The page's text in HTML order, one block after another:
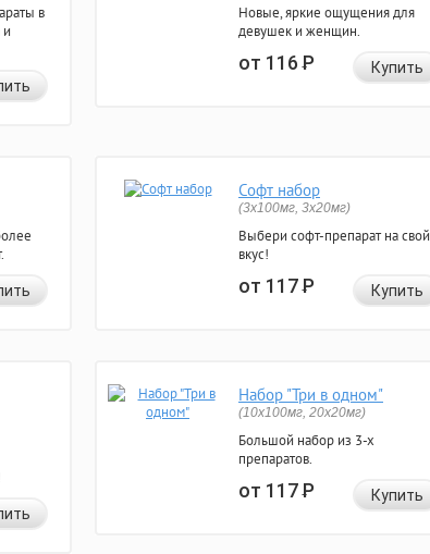
в
Новые, яркие ощущения для
девушек и женщин.
от 116Р Купить
Софт набор
(3x100мг, 3x20мг)
Выбери софт-препарат на свой
вкус!
от 117Р Купить
Набор "Три в одном"
(10x100мг, 20x20мг)
Большой набор из 3-х
препаратов.
от 117Р Купить